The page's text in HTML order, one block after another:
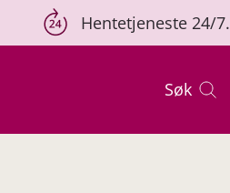
Hentetjeneste 24/7.
Søk